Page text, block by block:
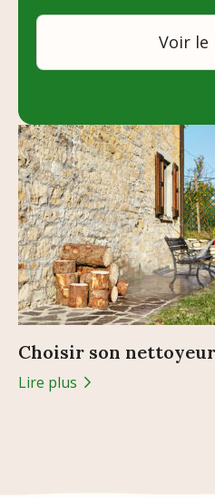
Voir le
Choisir son
Lire plus